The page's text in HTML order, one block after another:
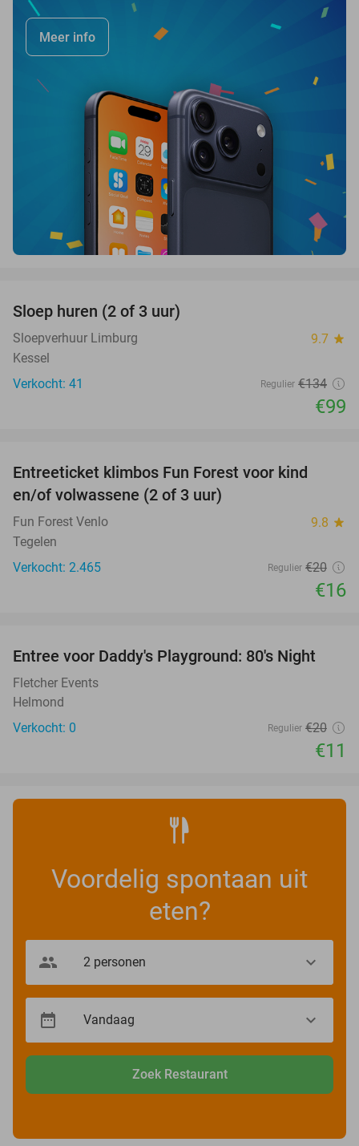
Meer info
Sloep huren (2 of 3 uur)
Sloepverhuur Limburg 9.7 star
Kessel
Verkocht: 41
Regulier €134
€99
Entreeticket klimbos Fun Forest voor kind
en/of volwassene (2 of 3 uur)
Fun Forest Venlo 9.8 star
Tegelen
Verkocht: 2.465
Regulier €20
€16
45%
TODAY
Entree voor Daddy's Playground: 80's Night
Fletcher Events
Helmond
Verkocht: 0
Regulier €20
€11
Voordelig spontaan uit
eten?
Zoek Restaurant